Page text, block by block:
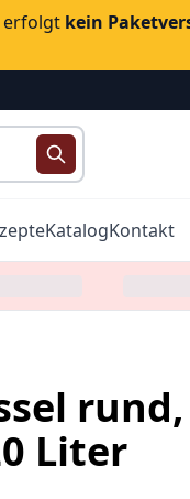
erfolgt kein
KatalogKontakt
Liter